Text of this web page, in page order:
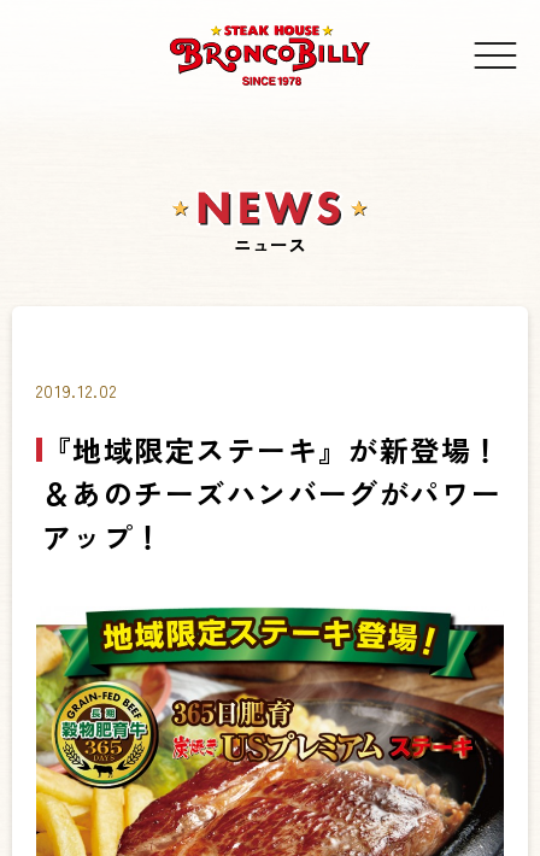
ニュース
2019.12.02
『地域限定ステーキ』が新登場！
＆あのチーズハンバーグがパワー
アップ！